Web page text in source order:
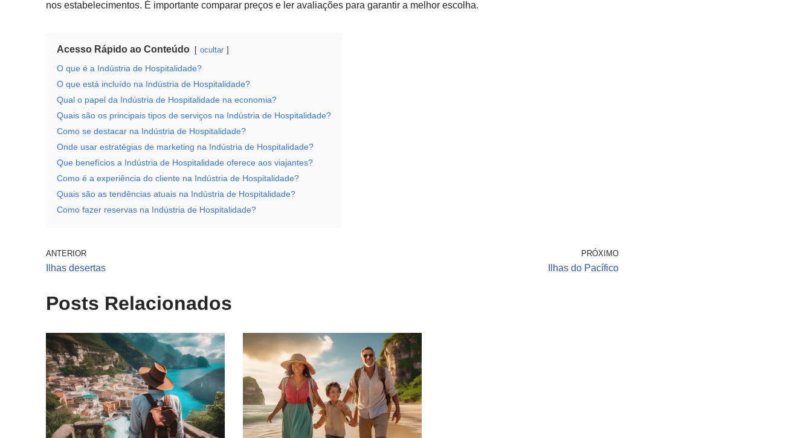
nos estabelecimentos. É importante comparar preços e ler avaliações para garantir a melhor escolha.
Acesso Rápido ao Conteúdo ocultar
O que é a Indústria de Hospitalidade?
O que está incluído na Indústria de Hospitalidade?
Qual o papel da Indústria de Hospitalidade na economia?
Quais são os principais tipos de serviços na Indústria de Hospitalidade?
Como se destacar na Indústria de Hospitalidade?
Onde usar estratégias de marketing na Indústria de Hospitalidade?
Que benefícios a Indústria de Hospitalidade oferece aos viajantes?
Como é a experiência do cliente na Indústria de Hospitalidade?
Quais são as tendências atuais na Indústria de Hospitalidade?
Como fazer reservas na Indústria de Hospitalidade?
ANTERIOR
Ilhas desertas
PRÓXIMO
Ilhas do Pacífico
Posts Relacionados